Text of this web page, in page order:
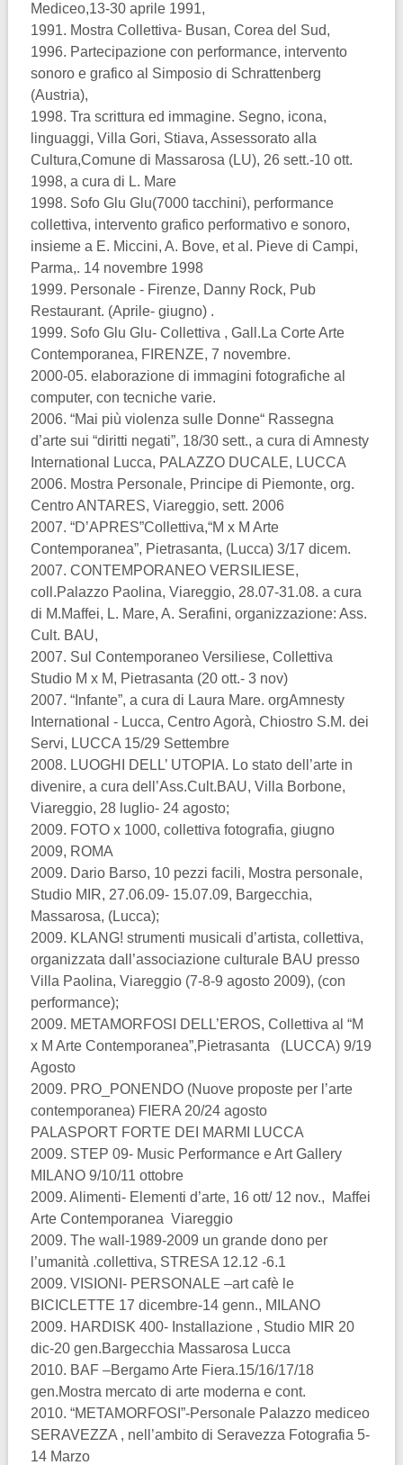
Mediceo,13-30 aprile 1991,
1991. Mostra Collettiva- Busan, Corea del Sud,
1996. Partecipazione con performance, intervento
sonoro e grafico al Simposio di Schrattenberg
(Austria),
1998. Tra scrittura ed immagine. Segno, icona,
linguaggi, Villa Gori, Stiava, Assessorato alla
Cultura,Comune di Massarosa (LU), 26 sett.-10 ott.
1998, a cura di L. Mare
1998. Sofo Glu Glu(7000 tacchini), performance
collettiva, intervento grafico performativo e sonoro,
insieme a E. Miccini, A. Bove, et al. Pieve di Campi,
Parma,. 14 novembre 1998
1999. Personale - Firenze, Danny Rock, Pub
Restaurant. (Aprile- giugno) .
1999. Sofo Glu Glu- Collettiva , Gall.La Corte Arte
Contemporanea, FIRENZE, 7 novembre.
2000-05. elaborazione di immagini fotografiche al
computer, con tecniche varie.
2006. “Mai più violenza sulle Donne“ Rassegna
d’arte sui “diritti negati”, 18/30 sett., a cura di Amnesty
International Lucca, PALAZZO DUCALE, LUCCA
2006. Mostra Personale, Principe di Piemonte, org.
Centro ANTARES, Viareggio, sett. 2006
2007. “D’APRES”Collettiva,“M x M Arte
Contemporanea”, Pietrasanta, (Lucca) 3/17 dicem.
2007. CONTEMPORANEO VERSILIESE,
coll.Palazzo Paolina, Viareggio, 28.07-31.08. a cura
di M.Maffei, L. Mare, A. Serafini, organizzazione: Ass.
Cult. BAU,
2007. Sul Contemporaneo Versiliese, Collettiva
Studio M x M, Pietrasanta (20 ott.- 3 nov)
2007. “Infante”, a cura di Laura Mare. orgAmnesty
International - Lucca, Centro Agorà, Chiostro S.M. dei
Servi, LUCCA 15/29 Settembre
2008. LUOGHI DELL’ UTOPIA. Lo stato dell’arte in
divenire, a cura dell’Ass.Cult.BAU, Villa Borbone,
Viareggio, 28 luglio- 24 agosto;
2009. FOTO x 1000, collettiva fotografia, giugno
2009, ROMA
2009. Dario Barso, 10 pezzi facili, Mostra personale,
Studio MIR, 27.06.09- 15.07.09, Bargecchia,
Massarosa, (Lucca);
2009. KLANG! strumenti musicali d’artista, collettiva,
organizzata dall’associazione culturale BAU presso
Villa Paolina, Viareggio (7-8-9 agosto 2009), (con
performance);
2009. METAMORFOSI DELL’EROS, Collettiva al “M
x M Arte Contemporanea”,Pietrasanta (LUCCA) 9/19
Agosto
2009. PRO_PONENDO (Nuove proposte per l’arte
contemporanea) FIERA 20/24 agosto
PALASPORT FORTE DEI MARMI LUCCA
2009. STEP 09- Music Performance e Art Gallery
MILANO 9/10/11 ottobre
2009. Alimenti- Elementi d’arte, 16 ott/ 12 nov., Maffei
Arte Contemporanea Viareggio
2009. The wall-1989-2009 un grande dono per
l’umanità .collettiva, STRESA 12.12 -6.1
2009. VISIONI- PERSONALE –art cafè le
BICICLETTE 17 dicembre-14 genn., MILANO
2009. HARDISK 400- Installazione , Studio MIR 20
dic-20 gen.Bargecchia Massarosa Lucca
2010. BAF –Bergamo Arte Fiera.15/16/17/18
gen.Mostra mercato di arte moderna e cont.
2010. “METAMORFOSI”-Personale Palazzo mediceo
SERAVEZZA , nell’ambito di Seravezza Fotografia 5-
14 Marzo